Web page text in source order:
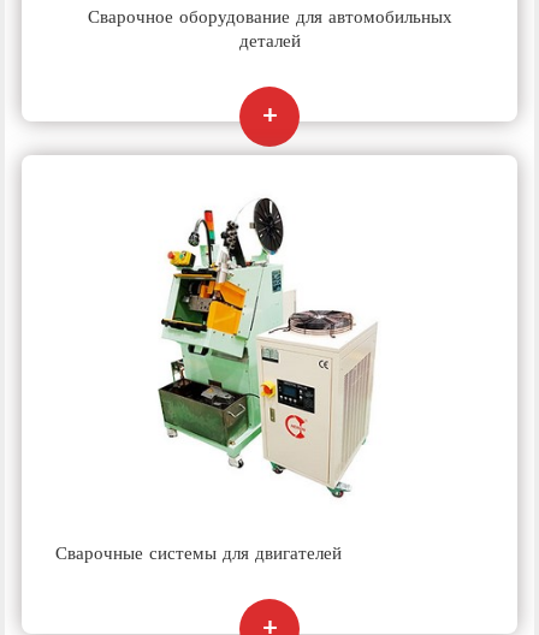
Сварочное оборудование для автомобильных
деталей
Сварочные системы для двигателей